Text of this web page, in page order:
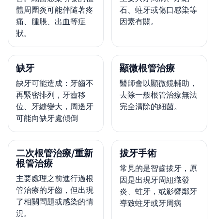
體周圍炎可能伴隨著疼
痛、腫脹、出血等症
狀。
石、蛀牙或傷口感染等
因素有關。
缺牙
缺牙可能造成：牙齒不
再緊密排列，牙齒移
位、牙縫變大，周邊牙
可能向缺牙處傾倒
顯微根管治療
醫師會以顯微鏡輔助，
去除一般根管治療無法
完全清除的細菌。
二次根管治療/重新
根管治療
主要處理之前進行過根
管治療的牙齒，但出現
了相關問題或感染的情
況。
拔牙手術
常見的是智齒拔牙，原
因是出現牙周組織發
炎、蛀牙，或影響鄰牙
導致蛀牙或牙周病